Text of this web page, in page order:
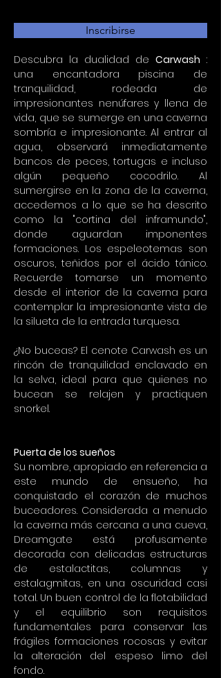
Inscribirse
Descubra la dualidad de Carwash :
una encantadora piscina de
tranquilidad, rodeada de
impresionantes nenúfares y llena de
vida, que se sumerge en una caverna
sombría e impresionante. Al entrar al
agua, observará inmediatamente
bancos de peces, tortugas e incluso
algún pequeño cocodrilo. Al
sumergirse en la zona de la caverna,
accedemos a lo que se ha descrito
como la "cortina del inframundo",
donde aguardan imponentes
formaciones. Los espeleotemas son
oscuros, teñidos por el ácido tánico.
Recuerde tomarse un momento
desde el interior de la caverna para
contemplar la impresionante vista de
la silueta de la entrada turquesa.
¿No buceas? El cenote Carwash es un
rincón de tranquilidad enclavado en
la selva, ideal para que quienes no
bucean se relajen y practiquen
snorkel.
Puerta de los sueños
Su nombre, apropiado en referencia a
este mundo de ensueño, ha
conquistado el corazón de muchos
buceadores. Considerada a menudo
la caverna más cercana a una cueva,
Dreamgate está profusamente
decorada con delicadas estructuras
de estalactitas, columnas y
estalagmitas, en una oscuridad casi
total. Un buen control de la flotabilidad
y el equilibrio son requisitos
fundamentales para conservar las
frágiles formaciones rocosas y evitar
la alteración del espeso limo del
fondo.